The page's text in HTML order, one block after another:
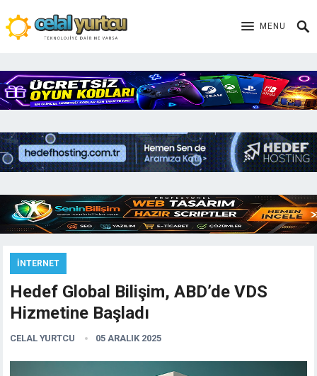
MENU
İNTERNET
Hedef Global Bilişim, ABD’de VDS
Hizmetine Başladı
CELAL YURTCU 05 ARALIK 2025